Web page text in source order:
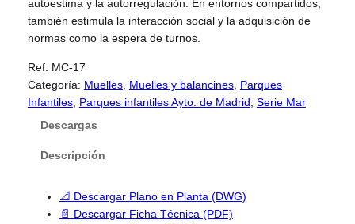
autoestima y la autorregulación. En entornos compartidos,
también estimula la interacción social y la adquisición de
normas como la espera de turnos.
Ref: MC-17
Categoría: Muelles, Muelles y balancines, Parques
Infantiles, Parques infantiles Ayto. de Madrid Serie Mar
Descargas
Descripción
📐 Descargar Plano en Planta (DWG)
📄 Descargar Ficha Técnica (PDF)